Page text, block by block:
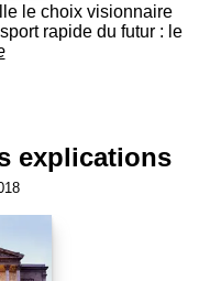
le choix visionnaire
rapide du futur : le
explications